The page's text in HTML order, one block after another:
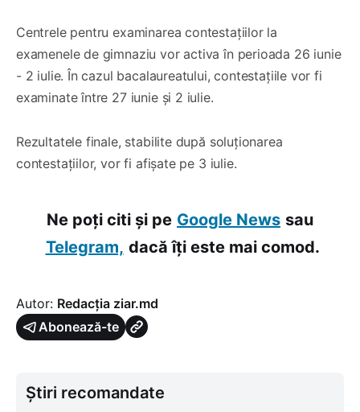
Centrele pentru examinarea contestațiilor la
examenele de gimnaziu vor activa în perioada 26 iunie
- 2 iulie. În cazul bacalaureatului, contestațiile vor fi
examinate între 27 iunie și 2 iulie.
Rezultatele finale, stabilite după soluționarea
contestațiilor, vor fi afișate pe 3 iulie.
Ne poți citi și pe Google News sau
Telegram, dacă îți este mai comod.
Autor: Redacția ziar.md
Abonează-te
Știri recomandate